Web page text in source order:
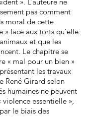
pas comment
moral de cette
» face aux torts qu’elle
et que les
Le chapitre se
« mal pour un bien »
les travaux
René Girard selon
humaines ne peuvent
violence essentielle »,
le biais des